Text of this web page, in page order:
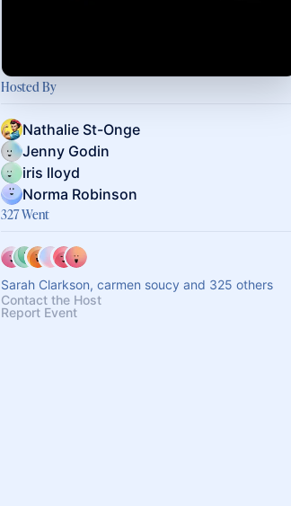
Hosted By
Nathalie St-Onge
Jenny Godin
iris lloyd
Norma Robinson
327 Went
Sarah Clarkson, carmen soucy and 325 others
Contact the Host
Report Event